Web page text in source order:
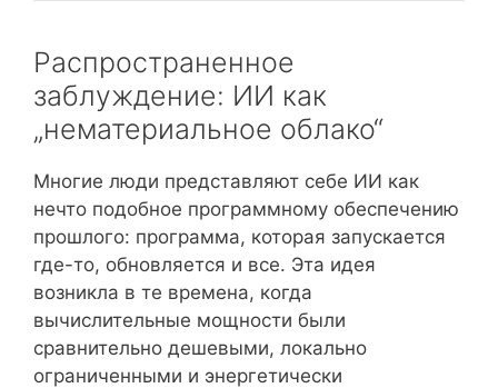
Распространенное
заблуждение: ИИ как
„нематериальное облако“
Многие люди представляют себе ИИ как
нечто подобное программному обеспечению
прошлого: программа, которая запускается
где-то, обновляется и все. Эта идея
возникла в те времена, когда
вычислительные мощности были
сравнительно дешевыми, локально
ограниченными и энергетически